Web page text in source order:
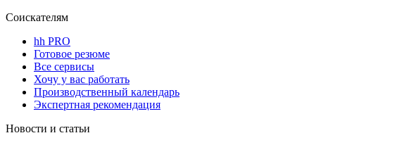
Соискателям
hh PRO
Готовое резюме
Все сервисы
Хочу у вас работать
Производственный календарь
Экспертная рекомендация
Новости и статьи